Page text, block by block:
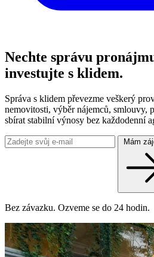
Nechte správu
investujte s klidem.
Správa s klidem převezme veškerý
nemovitosti, výběr nájemců, smlouvy,
sbírat stabilní výnosy bez každodenní
Mám
Bez závazku. Ozveme se do 24 hodin.